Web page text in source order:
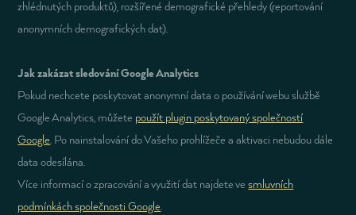
zhlédnutých produktů), rozšířené demografické přehledy (reportování
anonymních demografických dat).
Jak zakázat sledování Google Analytics
Pokud nechcete poskytovat anonymní data o používání webu službě
Google Analytics, můžete použít plugin poskytovaný společností
Google. Po nainstalování do Vašeho prohlížeče a aktivaci nebudou dále
data odesílána.
Více informací o zpracování a využití dat najdete vesmluvních
podmínkách společnosti Google.